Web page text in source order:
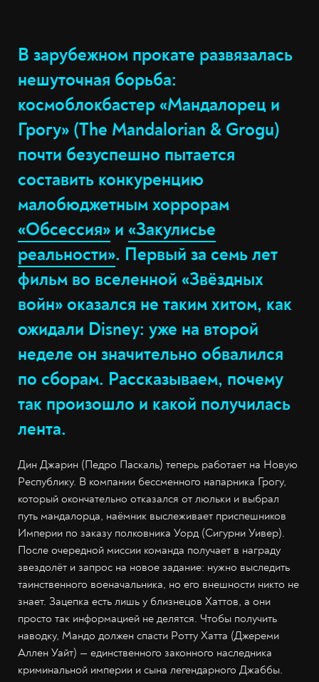
В зарубежном прокате развязалась
нешуточная борьба:
космоблокбастер «Мандалорец и
Грогу» (The Mandalorian & Grogu)
почти безуспешно пытается
составить конкуренцию
малобюджетным хоррорам
«Обсессия» и «Закулисье
реальности». Первый за семь лет
фильм во вселенной «Звёздных
войн» оказался не таким хитом, как
ожидали Disney: уже на второй
неделе он значительно обвалился
по сборам. Рассказываем, почему
так произошло и какой получилась
лента.
Дин Джарин (Педро Паскаль) теперь работает на Новую
Республику. В компании бессменного напарника Грогу,
который окончательно отказался от люльки и выбрал
путь мандалорца, наёмник выслеживает приспешников
Империи по заказу полковника Уорд (Сигурни Уивер).
После очередной миссии команда получает в награду
звездолёт и запрос на новое задание: нужно выследить
таинственного военачальника, но его внешности никто не
знает. Зацепка есть лишь у близнецов Хаттов, а они
просто так информацией не делятся. Чтобы получить
наводку, Мандо должен спасти Ротту Хатта (Джереми
Аллен Уайт) — единственного законного наследника
криминальной империи и сына легендарного Джаббы.